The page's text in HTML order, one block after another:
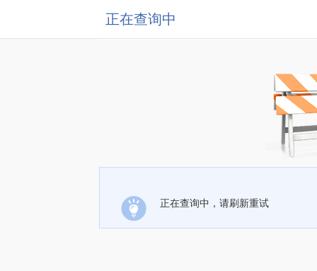
正在查询中
正在查询中，请刷新重试